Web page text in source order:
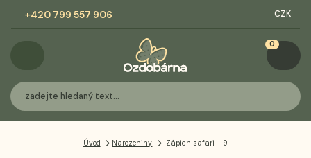
+420 799 557 906 CZK
0
Úvod Narozeniny Zápich safari - 9